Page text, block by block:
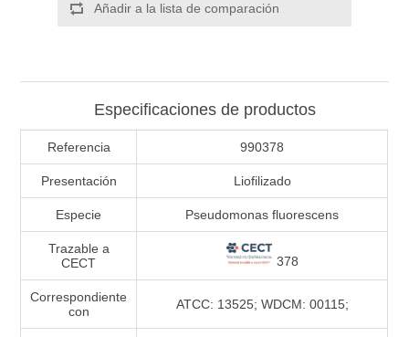
Añadir a la lista de comparación
Especificaciones de productos
Referencia 990378
Presentación Liofilizado
Especie Pseudomonas fluorescens
Trazable a
CECT
378
Correspondiente
con
ATCC: 13525; WDCM: 00115;